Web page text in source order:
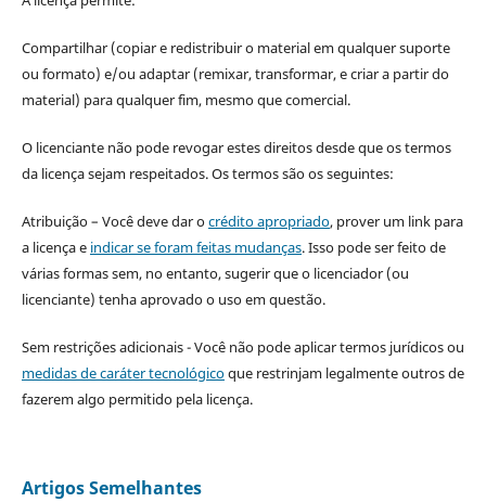
Compartilhar (copiar e redistribuir o material em qualquer suporte
ou formato) e/ou adaptar (remixar, transformar, e criar a partir do
material) para qualquer fim, mesmo que comercial.
O licenciante não pode revogar estes direitos desde que os termos
da licença sejam respeitados. Os termos são os seguintes:
Atribuição – Você deve dar ocrédito apropriado, prover um link para
a licença e indicar se foram feitas mudanças. Isso pode ser feito de
várias formas sem, no entanto, sugerir que o licenciador (ou
licenciante) tenha aprovado o uso em questão.
Sem restrições adicionais - Você não pode aplicar termos jurídicos ou
medidas de caráter tecnológicoque restrinjam legalmente outros de
fazerem algo permitido pela licença.
Artigos Semelhantes